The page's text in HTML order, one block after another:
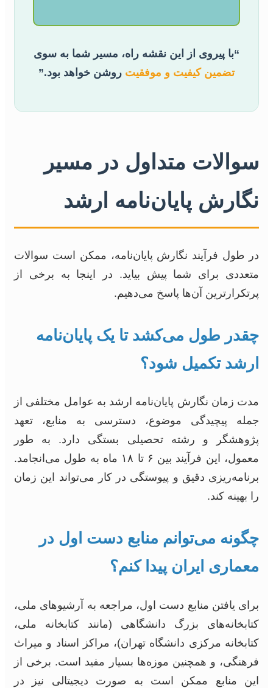
“با پیروی از این نقشه راه، مسیر شما به سوی
تضمین کیفیت و موفقیت روشن خواهد بود.”
سوالات متداول در مسیر
نگارش پایان‌نامه ارشد
در طول فرآیند نگارش پایان‌نامه، ممکن است سوالات
متعددی برای شما پیش بیاید. در اینجا به برخی از
پرتکرارترین آن‌ها پاسخ می‌دهیم.
چقدر طول می‌کشد تا یک پایان‌نامه
ارشد تکمیل شود؟
مدت زمان نگارش پایان‌نامه ارشد به عوامل مختلفی از
جمله پیچیدگی موضوع، دسترسی به منابع، تعهد
پژوهشگر و رشته تحصیلی بستگی دارد. به طور
معمول، این فرآیند بین ۶ تا ۱۸ ماه به طول می‌انجامد.
برنامه‌ریزی دقیق و پیوستگی در کار می‌تواند این زمان
را بهینه کند.
چگونه می‌توانم منابع دست اول در
معماری ایران پیدا کنم؟
برای یافتن منابع دست اول، مراجعه به آرشیوهای ملی،
کتابخانه‌های بزرگ دانشگاهی (مانند کتابخانه ملی،
کتابخانه مرکزی دانشگاه تهران)، مراکز اسناد و میراث
فرهنگی، و همچنین موزه‌ها بسیار مفید است. برخی از
این منابع ممکن است به صورت دیجیتالی نیز در